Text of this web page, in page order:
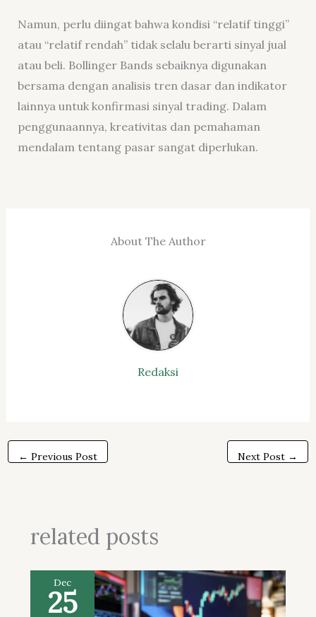
Namun, perlu diingat bahwa kondisi “relatif tinggi”
atau “relatif rendah” tidak selalu berarti sinyal jual
atau beli. Bollinger Bands sebaiknya digunakan
bersama dengan analisis tren dasar dan indikator
lainnya untuk konfirmasi sinyal trading. Dalam
penggunaannya, kreativitas dan pemahaman
mendalam tentang pasar sangat diperlukan.
About The Author
Redaksi
← Previous Post Next Post →
related posts
Dec
25